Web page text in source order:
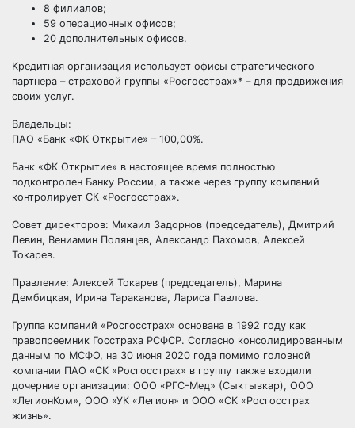
8 филиалов;
59 операционных офисов;
20 дополнительных офисов.
Кредитная организация использует офисы стратегического
партнера – страховой группы «Росгосстрах»* – для продвижения
своих услуг.
Владельцы:
ПАО «Банк «ФК Открытие» – 100,00%.
Банк «ФК Открытие» в настоящее время полностью
подконтролен Банку России, а также через группу компаний
контролирует СК «Росгосстрах».
Совет директоров: Михаил Задорнов (председатель), Дмитрий
Левин, Вениамин Полянцев, Александр Пахомов, Алексей
Токарев.
Правление: Алексей Токарев (председатель), Марина
Дембицкая, Ирина Тараканова, Лариса Павлова.
Группа компаний «Роcгосстрах» основана в 1992 году как
правопреемник Госстраха РСФСР. Согласно консолидированным
данным по МСФО, на 30 июня 2020 года помимо головной
компании ПАО «СК «Росгосстрах» в группу также входили
дочерние организации: ООО «РГС-Мед» (Сыктывкар), ООО
«ЛегионКом», ООО «УК «Легион» и ООО «СК «Росгосстрах
жизнь».